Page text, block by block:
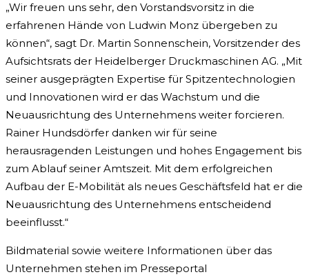
„Wir freuen uns sehr, den Vorstandsvorsitz in die
erfahrenen Hände von Ludwin Monz übergeben zu
können“, sagt Dr. Martin Sonnenschein, Vorsitzender des
Aufsichtsrats der Heidelberger Druckmaschinen AG. „Mit
seiner ausgeprägten Expertise für Spitzentechnologien
und Innovationen wird er das Wachstum und die
Neuausrichtung des Unternehmens weiter forcieren.
Rainer Hundsdörfer danken wir für seine
herausragenden Leistungen und hohes Engagement bis
zum Ablauf seiner Amtszeit. Mit dem erfolgreichen
Aufbau der E-Mobilität als neues Geschäftsfeld hat er die
Neuausrichtung des Unternehmens entscheidend
beeinflusst.“
Bildmaterial sowie weitere Informationen über das
Unternehmen stehen im Presseportal